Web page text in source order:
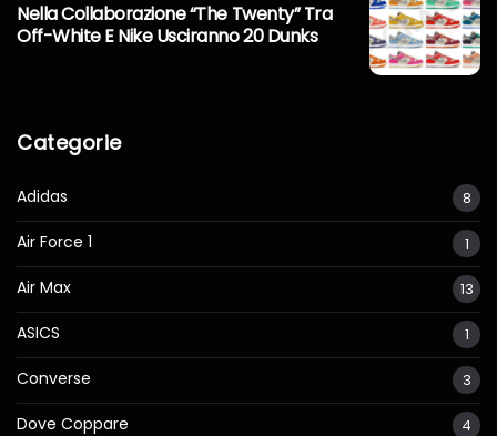
Nella Collaborazione “The Twenty” Tra
Off-White E Nike Usciranno 20 Dunks
Categorie
Adidas 8
Air Force 1 1
Air Max 13
ASICS 1
Converse 3
Dove Coppare 4